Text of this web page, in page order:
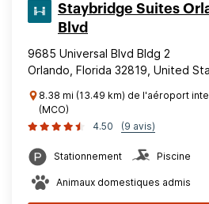
Staybridge Suites
Blvd
9685 Universal Blvd Bldg 2
Orlando, Florida 32819, United
8.38 mi (13.49 km) de l'aéroport
(MCO)
4.50
(9 avis)
Stationnement Piscine
Animaux domestiques admis